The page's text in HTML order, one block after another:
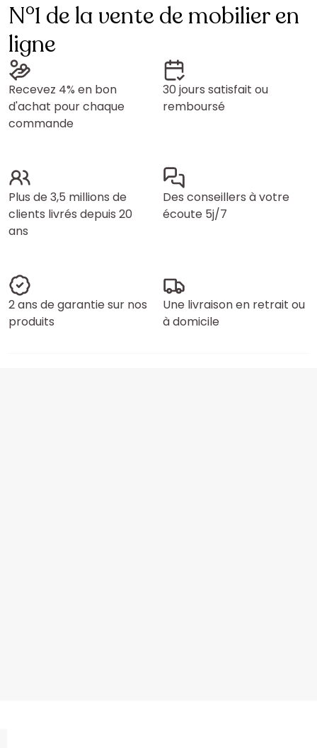
N°1 de la vente de mobilier en
ligne
Recevez 4% en bon
d'achat pour chaque
commande
30 jours satisfait ou
remboursé
Plus de 3,5 millions de
clients livrés depuis 20
ans
Des conseillers à votre
écoute 5j/7
2 ans de garantie sur nos
produits
Une livraison en retrait ou
à domicile